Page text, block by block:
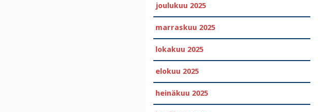
joulukuu 2025
marraskuu 2025
lokakuu 2025
elokuu 2025
heinäkuu 2025